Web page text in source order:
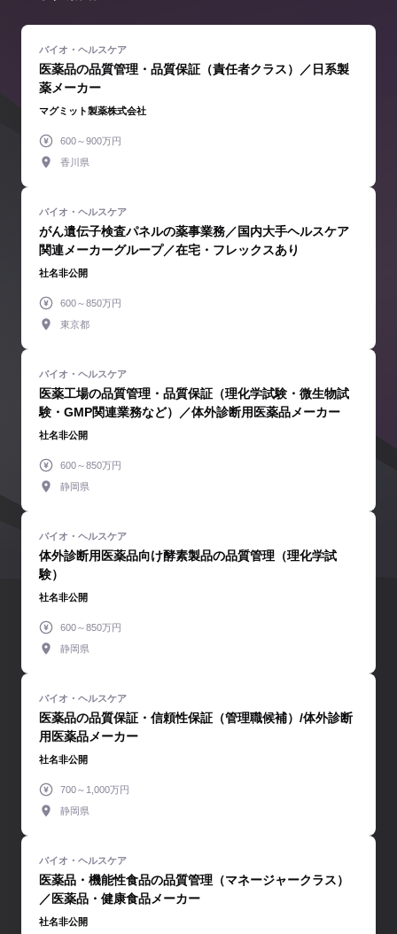
医薬品の品質管理・品質保証（責任者クラス）／日系製
薬メーカー
マグミット製薬株式会社
600～900万円
香川県
がん遺伝子検査パネルの薬事業務／国内大手ヘルスケア
関連メーカーグループ／在宅・フレックスあり
社名非公開
600～850万円
東京都
医薬工場の品質管理・品質保証（理化学試験・微生物試
験・GMP関連業務など）／体外診断用医薬品メーカー
社名非公開
600～850万円
静岡県
体外診断用医薬品向け酵素製品の品質管理（理化学試
験）
社名非公開
600～850万円
静岡県
医薬品の品質保証・信頼性保証（管理職候補）/体外診断
用医薬品メーカー
社名非公開
700～1,000万円
静岡県
医薬品・機能性食品の品質管理（マネージャークラス）
／医薬品・健康食品メーカー
社名非公開